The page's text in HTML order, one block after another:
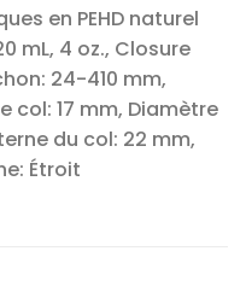
en PEHD naturel
mL, 4 oz., Closure
24-410 mm,
col: 17 mm, Diamètre
du col: 22 mm,
Étroit